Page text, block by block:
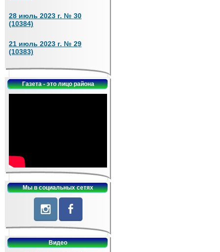
28 июль 2023 г. № 30
(10384)
21 июль 2023 г. № 29
(10383)
Газета - это лицо района
Мы в социальных сетях
Видео